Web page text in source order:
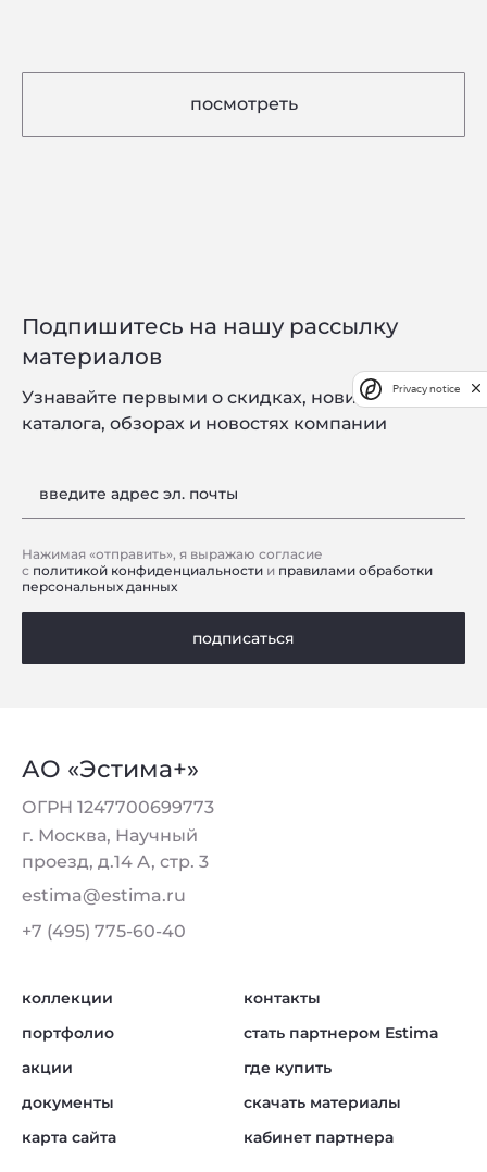
посмотреть
Подпишитесь на нашу рассылку
материалов
Узнавайте первыми о скидках, новинках
каталога, обзорах и новостях компании
введите адрес эл. почты
Нажимая «отправить», я выражаю согласие
с политикой конфиденциальности и правилами обработки
персональных данных
подписаться
АО «Эстима+»
ОГРН 1247700699773
г. Москва, Научный
проезд, д.14 А, стр. 3
estima@estima.ru
+7 (495) 775-60-40
коллекции
портфолио
акции
документы
карта сайта
контакты
стать партнером Estima
где купить
скачать материалы
кабинет партнера
Privacy notice